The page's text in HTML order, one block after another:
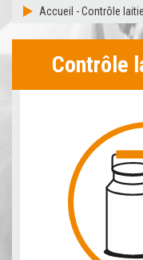
Accueil -Contrôle
Contrôle